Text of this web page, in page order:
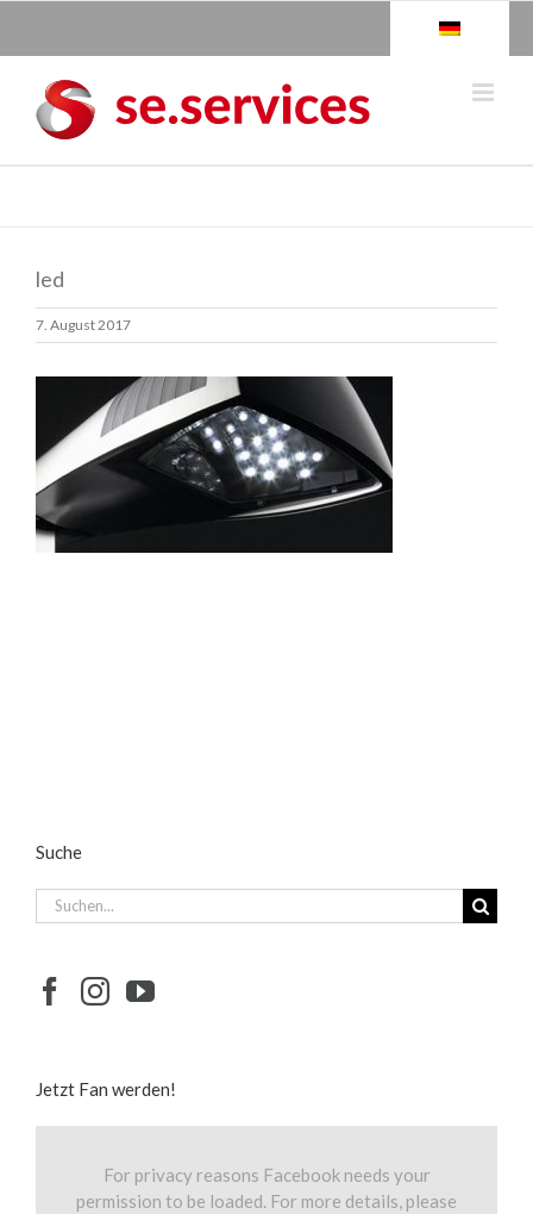
led
7. August 2017
Suche
Suche
nach:
Jetzt Fan werden!
For privacy reasons Facebook needs your
permission to be loaded. For more details, please